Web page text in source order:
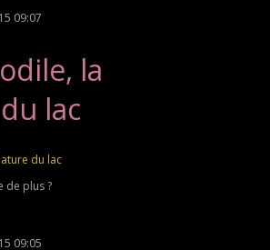
09:07
la
lac
de plus ?
09:05